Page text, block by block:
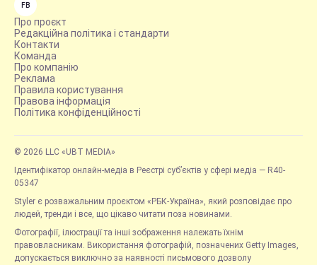
FB
Про проєкт
Редакційна політика і стандарти
Контакти
Команда
Про компанію
Реклама
Правила користування
Правова інформація
Політика конфіденційності
© 2026 LLC «UBT MEDIA»
Ідентифікатор онлайн-медіа в Реєстрі суб’єктів у сфері медіа — R40-
05347
Styler є розважальним проєктом «РБК-Україна», який розповідає про
людей, тренди і все, що цікаво читати поза новинами.
Фотографії, ілюстрації та інші зображення належать їхнім
правовласникам. Використання фотографій, позначених Getty Images,
допускається виключно за наявності письмового дозволу